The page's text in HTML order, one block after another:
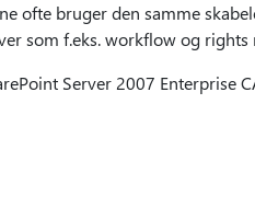
ofte bruger den samme
som f.eks. workflow og rights
Server 2007 Enterprise